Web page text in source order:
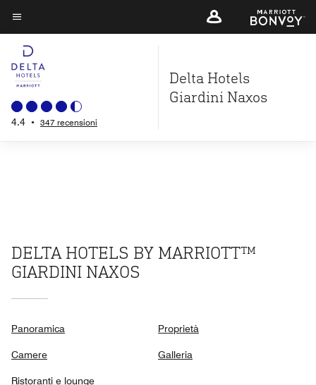
Skip
to
main
content
Testo del menu
4.4 • 347 recensioni
Delta Hotels
Giardini Naxos
DELTA HOTELS BY MARRIOTT™
GIARDINI NAXOS
Panoramica
Camere
Ristoranti e lounge
Proprietà
Galleria